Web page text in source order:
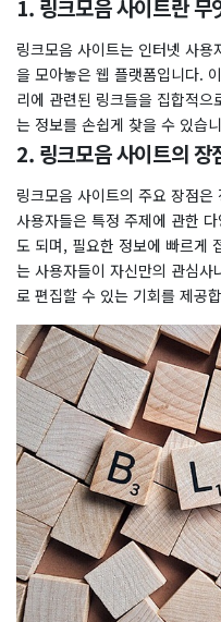
1. 링크모음 사이트란 무
링크모음 사이트는 인터넷 사
을 모아놓은 웹 플랫폼입니다.
리에 관련된 링크들을 집합적
는 정보를 손쉽게 찾을 수 있습
2. 링크모음 사이트의 장
링크모음 사이트의 주요 장점
사용자들은 특정 주제에 관한
도 되며, 필요한 정보에 빠르게
는 사용자들이 자신만의 관심
로 편집할 수 있는 기회를 제공